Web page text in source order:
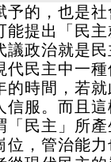
的，也是
提出「民
政治就是
代民主中一
時間，若
服。而且
民主」所
，管治能力